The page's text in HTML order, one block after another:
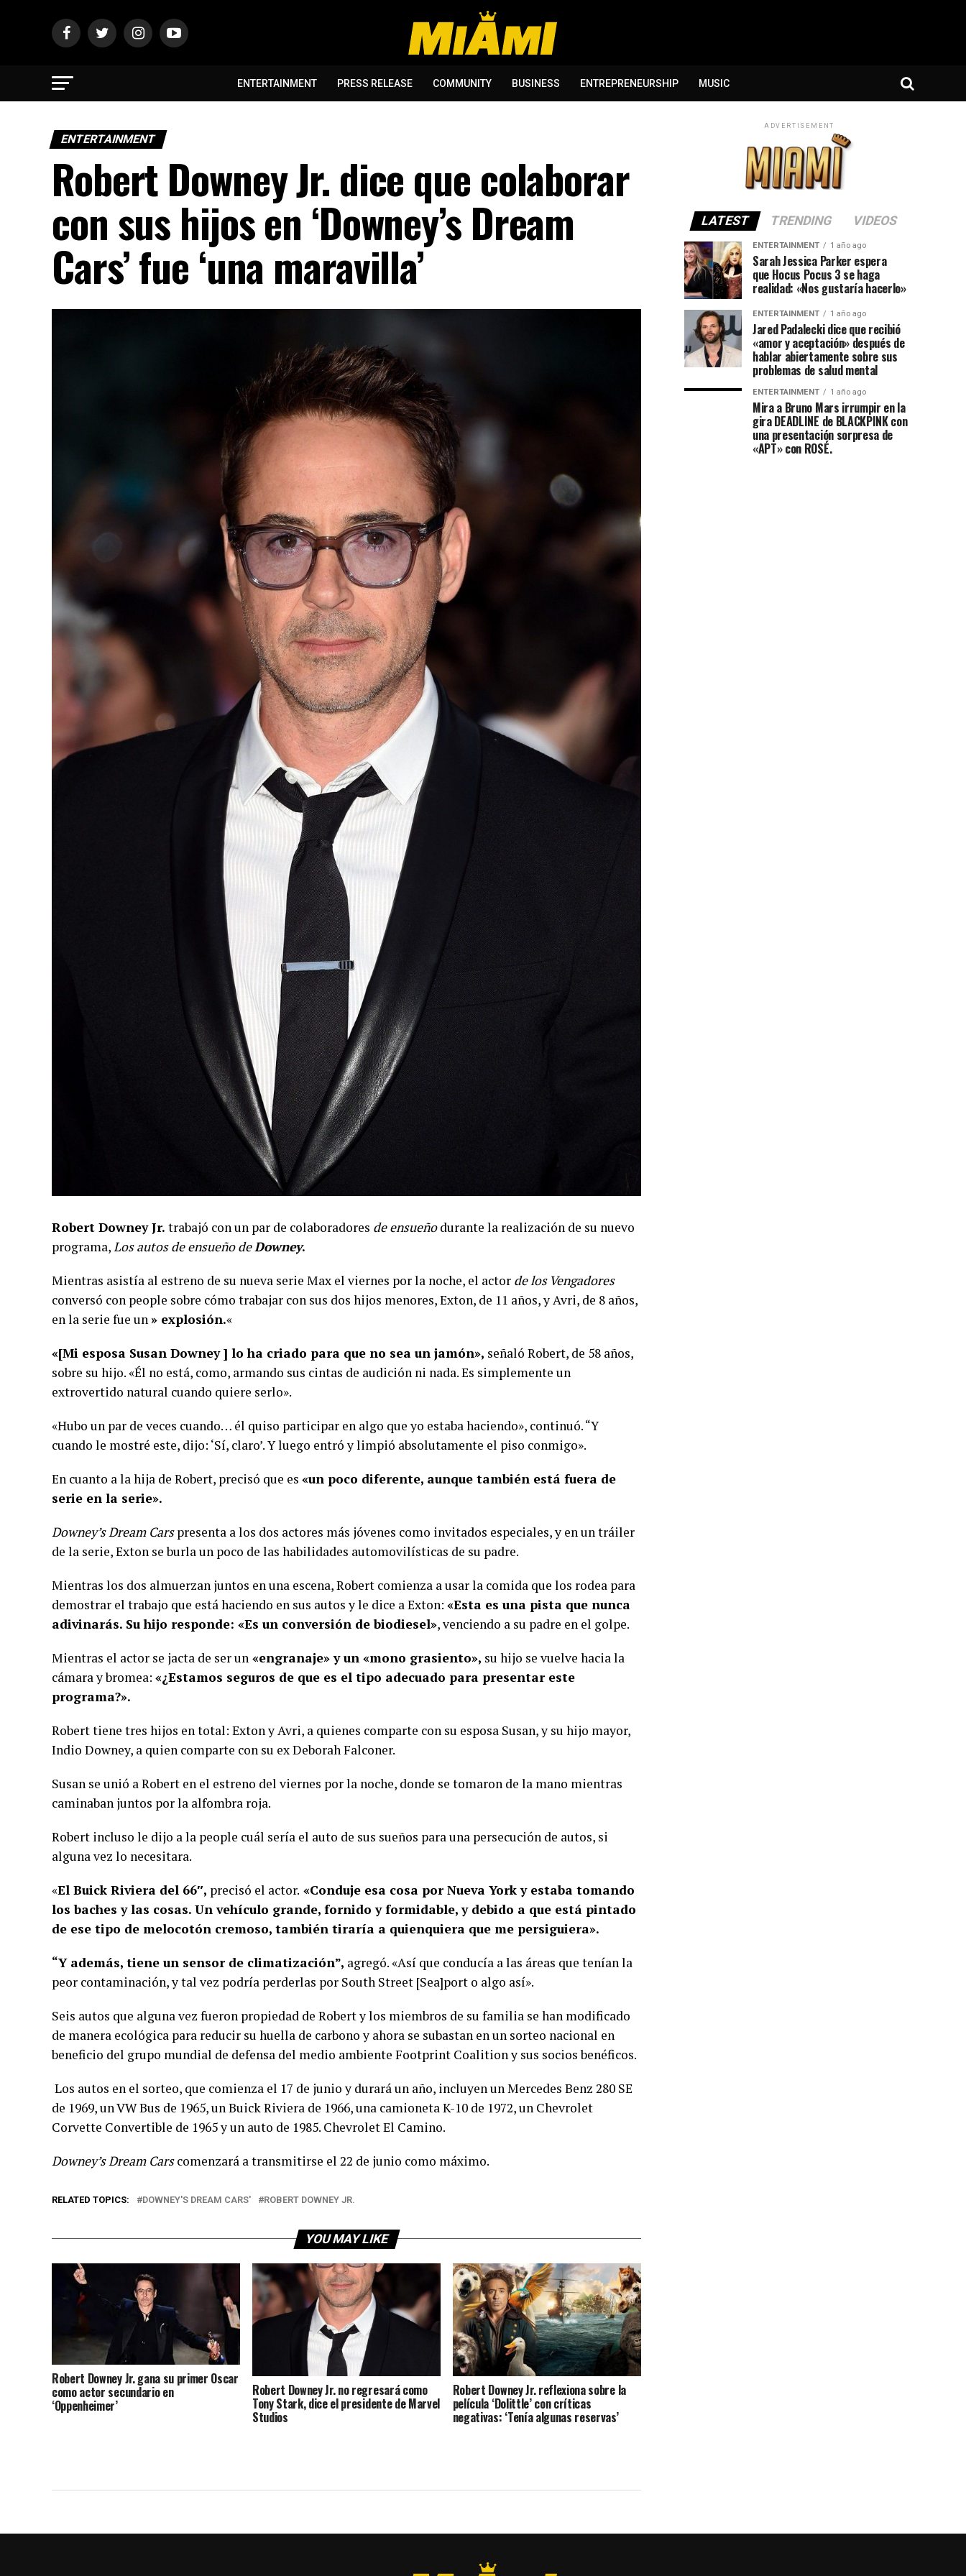
ENTERTAINMENT PRESS RELEASE COMMUNITY BUSINESS ENTREPRENEURSHIP MUSIC
ENTERTAINMENT
Robert Downey Jr. dice que colaborar
con sus hijos en ‘Downey’s Dream
Cars’ fue ‘una maravilla’
Robert Downey Jr. trabajó con un par de colaboradores de ensueñodurante la realización de su nuevo
programa,Los autos de ensueño deDowney.
Mientras asistía al estreno de su nueva serie Max el viernes por la noche, el actor de los Vengadores
conversó con people sobre cómo trabajar con sus dos hijos menores, Exton, de 11 años, y Avri, de 8 años,
en la serie fue un » explosión.«
«[Mi esposa Susan Downey ] lo ha criado para que no sea un jamón», señaló Robert, de 58 años,
sobre su hijo. «Él no está, como, armando sus cintas de audición ni nada. Es simplemente un
extrovertido natural cuando quiere serlo».
«Hubo un par de veces cuando… él quiso participar en algo que yo estaba haciendo», continuó. “Y
cuando le mostré este, dijo: ‘Sí, claro’. Y luego entró y limpió absolutamente el piso conmigo».
En cuanto a la hija de Robert, precisó que es «un poco diferente, aunque también está fuera de
serie en la serie».
Downey’s Dream Carspresenta a los dos actores más jóvenes como invitados especiales, y en un tráiler
de la serie, Exton se burla un poco de las habilidades automovilísticas de su padre.
Mientras los dos almuerzan juntos en una escena, Robert comienza a usar la comida que los rodea para
demostrar el trabajo que está haciendo en sus autos y le dice a Exton: «Esta es una pista que nunca
adivinarás. Su hijo responde: «Es un conversión de biodiesel», venciendo a su padre en el golpe.
Mientras el actor se jacta de ser un «engranaje» y un «mono grasiento», su hijo se vuelve hacia la
cámara y bromea: «¿Estamos seguros de que es el tipo adecuado para presentar este
programa?».
Robert tiene tres hijos en total: Exton y Avri, a quienes comparte con su esposa Susan, y su hijo mayor,
Indio Downey, a quien comparte con su ex Deborah Falconer.
Susan se unió a Robert en el estreno del viernes por la noche, donde se tomaron de la mano mientras
caminaban juntos por la alfombra roja.
Robert incluso le dijo a la people cuál sería el auto de sus sueños para una persecución de autos, si
alguna vez lo necesitara.
«El Buick Riviera del 66″, precisó el actor. «Conduje esa cosa por Nueva York y estaba tomando
los baches y las cosas. Un vehículo grande, fornido y formidable, y debido a que está pintado
de ese tipo de melocotón cremoso, también tiraría a quienquiera que me persiguiera».
“Y además, tiene un sensor de climatización”, agregó. «Así que conducía a las áreas que tenían la
peor contaminación, y tal vez podría perderlas por South Street [Sea]port o algo así».
Seis autos que alguna vez fueron propiedad de Robert y los miembros de su familia se han modificado
de manera ecológica para reducir su huella de carbono y ahora se subastan en un sorteo nacional en
beneficio del grupo mundial de defensa del medio ambiente Footprint Coalition y sus socios benéficos.
Los autos en el sorteo, que comienza el 17 de junio y durará un año, incluyen un Mercedes Benz 280 SE
de 1969, un VW Bus de 1965, un Buick Riviera de 1966, una camioneta K-10 de 1972, un Chevrolet
Corvette Convertible de 1965 y un auto de 1985. Chevrolet El Camino.
Downey’s Dream Carscomenzará a transmitirse el 22 de junio como máximo.
RELATED TOPICS: DOWNEY'S DREAM CARS' ROBERT DOWNEY JR.
YOU MAY LIKE
Robert Downey Jr. gana su primer Oscar
como actor secundario en
‘Oppenheimer’
Robert Downey Jr. no regresará como
Tony Stark, dice el presidente de Marvel
Studios
Robert Downey Jr. reflexiona sobre la
película ‘Dolittle’ con críticas
negativas: ‘Tenía algunas reservas’
ADVERTISEMENT
LATEST TRENDING VIDEOS
ENTERTAINMENT 1 año ago
Sarah Jessica Parker espera
que Hocus Pocus 3 se haga
realidad: «Nos gustaría hacerlo»
ENTERTAINMENT 1 año ago
Jared Padalecki dice que recibió
«amor y aceptación» después de
hablar abiertamente sobre sus
problemas de salud mental
ENTERTAINMENT 1 año ago
Mira a Bruno Mars irrumpir en la
gira DEADLINE de BLACKPINK con
una presentación sorpresa de
«APT» con ROSÉ.